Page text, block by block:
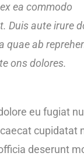
ea commodo
Duis aute irure
quae ab
ons dolores.
eu fugiat
cupidatat
deserunt